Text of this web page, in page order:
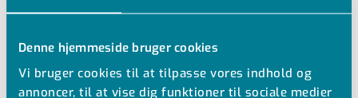
Denne hjemmeside bruger cookies
Vi bruger cookies til at tilpasse vores indhold og
annoncer, til at vise dig funktioner til sociale medier
Levereres uden spændebånd
d32-315 - Tæt op til 30 mvp